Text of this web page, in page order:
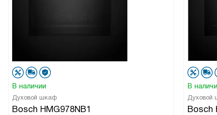
В наличии
Духовой шкаф
Bosch HMG978NB1
В
Духовой
Bosch